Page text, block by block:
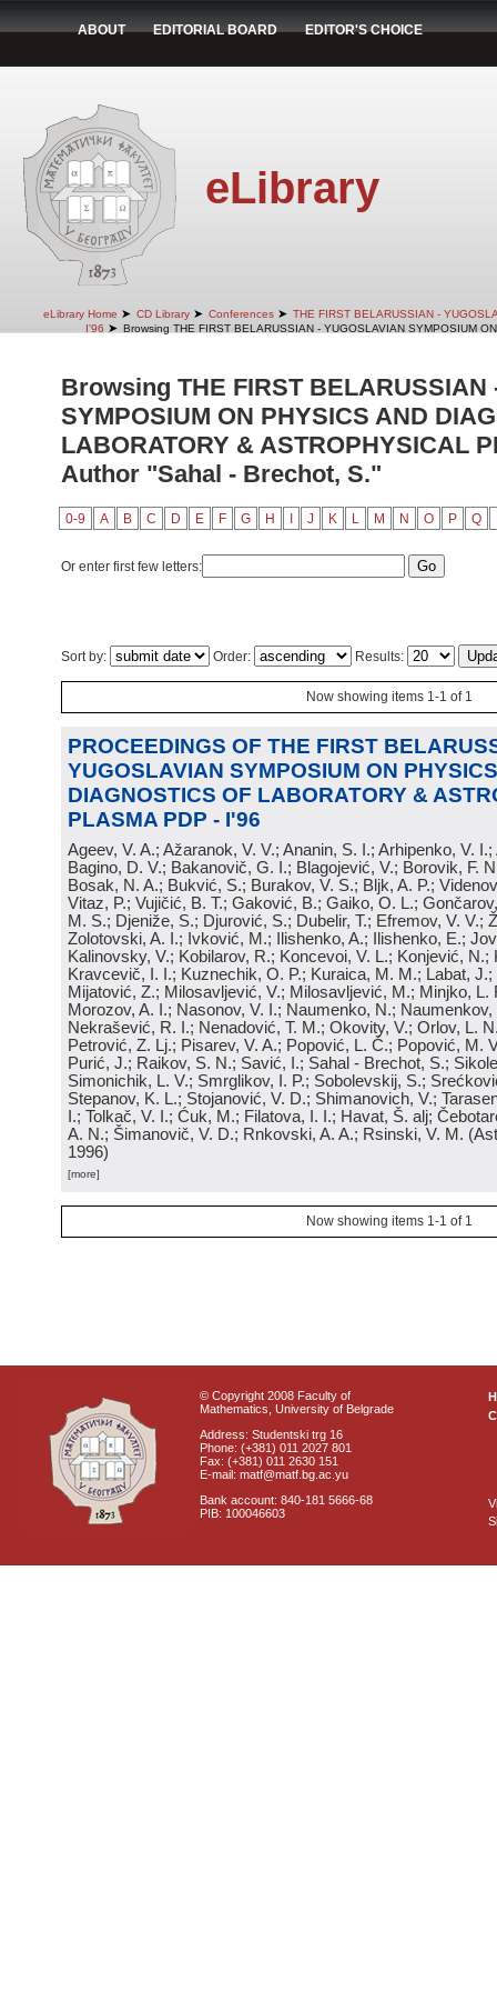
ABOUT EDITORIAL BOARD EDITOR'S CHOICE
eLibrary
eLibrary Home ➤ CD Library ➤ Conferences ➤ THE FIRST BELARUSSIAN -
I'96 ➤ Browsing THE FIRST BELARUSSIAN - YUGOSLAVIAN SYMPOSIUM
Browsing THE FIRST BELARUSSIAN
SYMPOSIUM ON PHYSICS AND
LABORATORY & ASTROPHYSICAL
Author "Sahal - Brechot, S."
0-9 A B C D E F G H J K L M N O P Q
Or enter first few letters:
Sort by: Order: Results:
Now showing items 1-1 of 1
PROCEEDINGS OF THE FIRST
YUGOSLAVIAN SYMPOSIUM ON
DIAGNOSTICS OF LABORATORY &
PLASMA PDP - I'96
Ageev, V. A.; Ažaranok, V. V.; Ananin, S. I.; Arhipenko, V.
Bagino, D. V.; Bakanovič, G. I.; Blagojević, V.; Borovik, F.
Bosak, N. A.; Bukvić, S.; Burakov, V. S.; Bljk, A. P.;
Vitaz, P.; Vujičić, B. T.; Gaković, B.; Gaiko, O. L.;
M. S.; Djeniže, S.; Djurović, S.; Dubelir, T.; Efremov, V. V.;
Zolotovski, A. I.; Ivković, M.; Ilishenko, A.; Ilishenko, E.;
Kalinovsky, V.; Kobilarov, R.; Koncevoi, V. L.; Konjević, N.;
Kravcevič, I. I.; Kuznechik, O. P.; Kuraica, M. M.; Labat,
Mijatović, Z.; Milosavljević, V.; Milosavljević, M.; Minjko, L.
Morozov, A. I.; Nasonov, V. I.; Naumenko, N.; Naumenkov,
Nekrašević, R. I.; Nenadović, T. M.; Okovity, V.; Orlov, L.
Petrović, Z. Lj.; Pisarev, V. A.; Popović, L. Č.; Popović, M.
Purić, J.; Raikov, S. N.; Savić, I.; Sahal - Brechot, S.;
Simonichik, L. V.; Smrglikov, I. P.; Sobolevskij, S.;
Stepanov, K. L.; Stojanović, V. D.; Shimanovich, V.;
I.; Tolkač, V. I.; Ćuk, M.; Filatova, I. I.; Havat, Š. alj;
A. N.; Šimanovič, V. D.; Rnkovski, A. A.; Rsinski, V. M. (
1996)
[more]
Now showing items 1-1 of 1
© Copyright 2008 Faculty of
Mathematics, University of Belgrade
Address: Studentski trg 16
Phone: (+381) 011 2027 801
Fax: (+381) 011 2630 151
E-mail: matf@matf.bg.ac.yu
Bank account: 840-181 5666-68
PIB: 100046603